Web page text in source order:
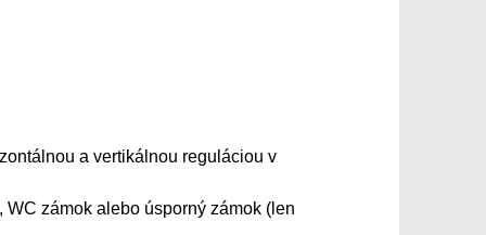
a vertikálnou reguláciou v
zámok alebo úsporný zámok (len